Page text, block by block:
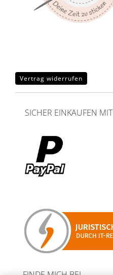
Vertrag widerrufen
SICHER EINKAUFEN MIT